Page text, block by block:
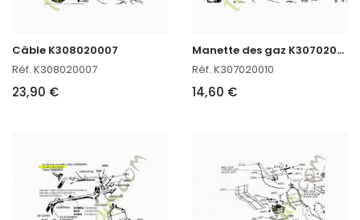
Câble K308020007
Réf. K308020007
23,90 €
M
anette des gaz K307020010
Réf. K307020010
14,60 €